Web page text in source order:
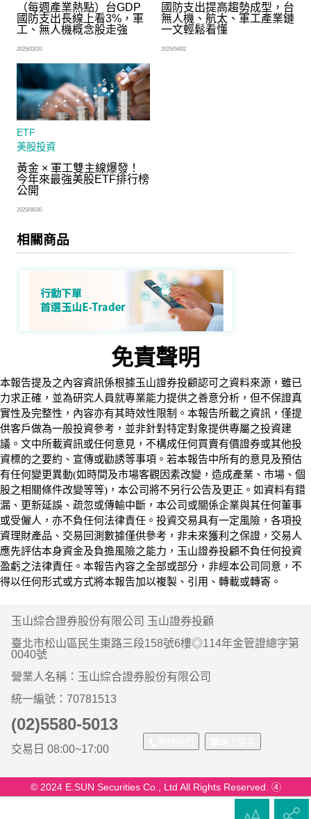
（每週產業熱點）台GDP
國防支出長線上看3%，軍
工、無人機概念股走強
2025/03/20
國防支出提高趨勢成型，台
無人機、航太、軍工產業鏈
一文輕鬆看懂
2025/04/02
ETF
美股投資
黃金 × 軍工雙主線爆發！
今年來最強美股ETF排行榜
公開
2025/06/20
相關商品
免責聲明
本報告提及之內容資訊係根據玉山證券投顧認可之資料來源，雖已
力求正確，並為研究人員就專業能力提供之善意分析，但不保證真
實性及完整性，內容亦有其時效性限制。本報告所載之資訊，僅提
供客戶做為一般投資參考，並非針對特定對象提供專屬之投資建
議。文中所載資訊或任何意見，不構成任何買賣有價證券或其他投
資標的之要約、宣傳或勸誘等事項。若本報告中所有的意見及預估
有任何變更異動(如時間及市場客觀因素改變，造成產業、市場、個
股之相關條件改變等等)，本公司將不另行公告及更正。如資料有錯
漏、更新延誤、疏忽或傳輸中斷，本公司或關係企業與其任何董事
或受僱人，亦不負任何法律責任。投資交易具有一定風險，各項投
資理財產品、交易回測數據僅供參考，非未來獲利之保證，交易人
應先評估本身資金及負擔風險之能力，玉山證券投顧不負任何投資
盈虧之法律責任。本報告內容之全部或部分，非經本公司同意，不
得以任何形式或方式將本報告加以複製、引用、轉載或轉寄。
玉山綜合證券股份有限公司 玉山證券投顧
臺北市松山區民生東路三段158號6樓◎114年金管證總字第
0040號
營業人名稱：玉山綜合證券股份有限公司
統一編號：70781513
(02)5580-5013
交易日 08:00~17:00
© 2024 E.SUN Securities Co., Ltd All Rights Reserved. ④